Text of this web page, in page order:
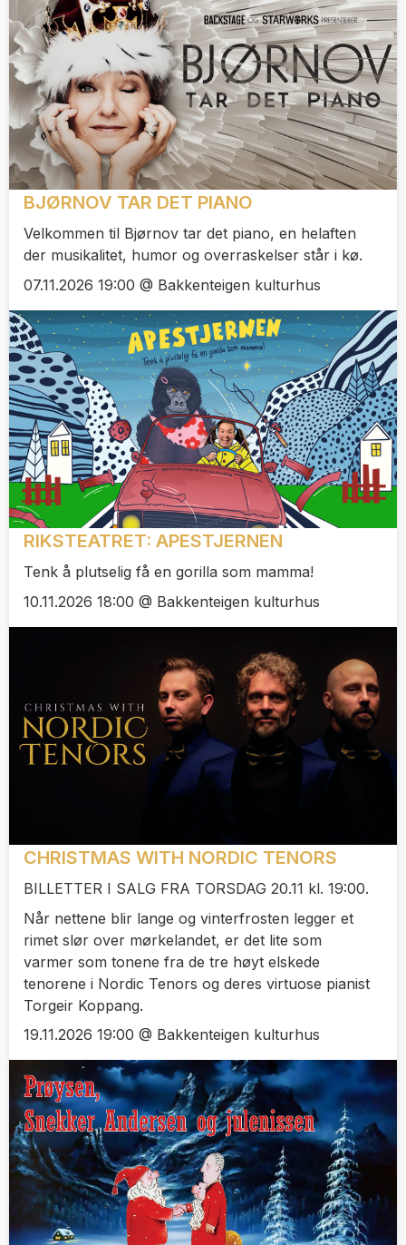
BJØRNOV TAR DET PIANO
Velkommen til Bjørnov tar det piano, en helaften
der musikalitet, humor og overraskelser står i kø.
07.11.2026 19:00 @ Bakkenteigen kulturhus
RIKSTEATRET: APESTJERNEN
Tenk å plutselig få en gorilla som mamma!
10.11.2026 18:00 @ Bakkenteigen kulturhus
CHRISTMAS WITH NORDIC TENORS
BILLETTER I SALG FRA TORSDAG 20.11 kl. 19:00.
Når nettene blir lange og vinterfrosten legger et
rimet slør over mørkelandet, er det lite som
varmer som tonene fra de tre høyt elskede
tenorene i Nordic Tenors og deres virtuose pianist
Torgeir Koppang.
19.11.2026 19:00 @ Bakkenteigen kulturhus